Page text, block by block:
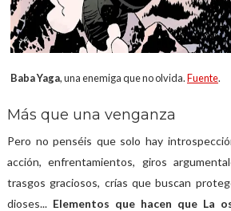
Baba Yaga, una enemiga que no olvida.Fuente.
Más que una venganza
Pero no penséis que solo hay
acción, enfrentamientos, giros
trasgos graciosos, crías que buscan
dioses... Elementos que hacen que La